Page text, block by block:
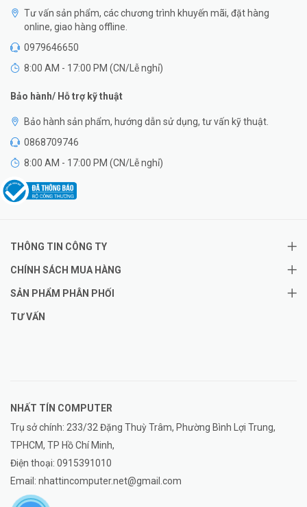
Tư vấn sản phẩm, các chương trình khuyến mãi, đặt hàng
online, giao hàng offline.
0979646650
8:00 AM - 17:00 PM (CN/Lễ nghỉ)
Bảo hành/ Hỗ trợ kỹ thuật
Bảo hành sản phẩm, hướng dẫn sử dụng, tư vấn kỹ thuật.
0868709746
8:00 AM - 17:00 PM (CN/Lễ nghỉ)
THÔNG TIN CÔNG TY
CHÍNH SÁCH MUA HÀNG
SẢN PHẨM PHÂN PHỐI
TƯ VẤN
NHẤT TÍN COMPUTER
Trụ sở chính: 233/32 Đặng Thuỳ Trâm, Phường Bình Lợi Trung,
TPHCM, TP Hồ Chí Minh,
Điện thoại: 0915391010
Email: nhattincomputer.net@gmail.com